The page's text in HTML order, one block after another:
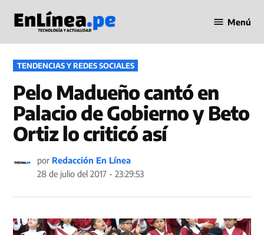
contenido
en Línea
Menú
PUBLICADO
EN
TENDENCIAS Y REDES SOCIALES
Pelo Madueño cantó en
Palacio de Gobierno y Beto
Ortiz lo criticó así
por Redacción En Línea
28 de julio del 2017 - 23:29:53